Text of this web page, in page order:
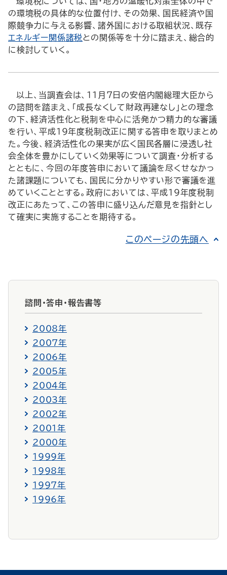
の環境税の具体的な位置付け、その効果、国民経済や国
際競争力に与える影響、諸外国における取組状況、既存
エネルギー関係諸税との関係等を十分に踏まえ、総合的
に検討していく。
以上、当調査会は、11月7日の安倍内閣総理大臣から
の諮問を踏まえ、「成長なくして財政再建なし」との理念
の下、経済活性化と税制を中心に活発かつ精力的な審議
を行い、平成19年度税制改正に関する答申を取りまとめ
た。今後、経済活性化の果実が広く国民各層に浸透し社
会全体を豊かにしていく効果等について調査・分析する
とともに、今回の年度答申において議論を尽くせなかっ
た諸課題についても、国民に分かりやすい形で審議を進
めていくこととする。政府においては、平成19年度税制
改正にあたって、この答申に盛り込んだ意見を指針とし
て確実に実施することを期待する。
このページの先頭へ
諮問・答申・報告書等
2008年
2007年
2006年
2005年
2004年
2003年
2002年
2001年
2000年
1999年
1998年
1997年
1996年